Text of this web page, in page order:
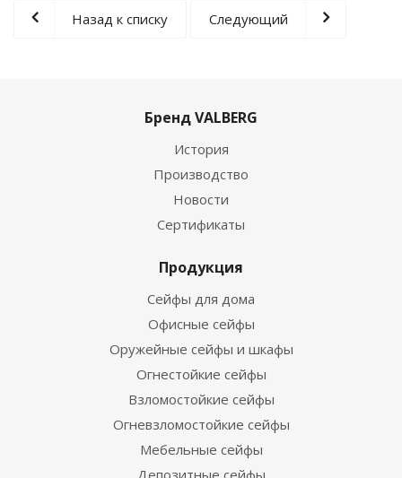
Назад к списку Следующий
Бренд VALBERG
История
Производство
Новости
Сертификаты
Продукция
Сейфы для дома
Офисные сейфы
Оружейные сейфы и шкафы
Огнестойкие сейфы
Взломостойкие сейфы
Огневзломостойкие сейфы
Мебельные сейфы
Депозитные сейфы